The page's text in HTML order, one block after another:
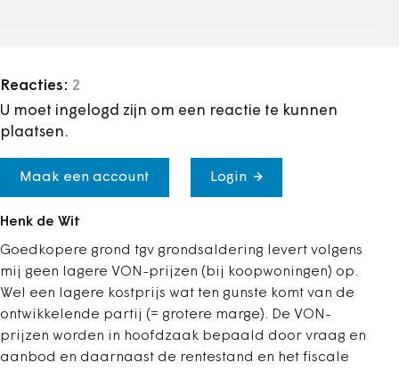
Reacties: 2
U moet ingelogd zijn om een reactie te kunnen
plaatsen.
Maak een account Login
Henk de Wit
Goedkopere grond tgv grondsaldering levert volgens
mij geen lagere VON-prijzen (bij koopwoningen) op.
Wel een lagere kostprijs wat ten gunste komt van de
ontwikkelende partij (= grotere marge). De VON-
prijzen worden in hoofdzaak bepaald door vraag en
aanbod en daarnaast de rentestand en het fiscale